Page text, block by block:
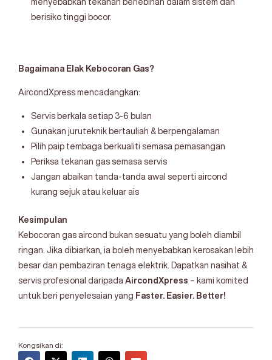
menyebabkan tekanan berlebihan dalam sistem dan
berisiko tinggi bocor.
Bagaimana Elak Kebocoran Gas?
AircondXpress mencadangkan:
Servis berkala setiap 3-6 bulan
Gunakan juruteknik bertauliah & berpengalaman
Pilih paip tembaga berkualiti semasa pemasangan
Periksa tekanan gas semasa servis
Jangan abaikan tanda-tanda awal seperti aircond
kurang sejuk atau keluar ais
Kesimpulan
Kebocoran gas aircond bukan sesuatu yang boleh diambil
ringan. Jika dibiarkan, ia boleh menyebabkan kerosakan lebih
besar dan pembaziran tenaga elektrik. Dapatkan nasihat &
servis profesional daripada AircondXpress – kami komited
untuk beri penyelesaian yang Faster. Easier. Better!
Kongsikan di: